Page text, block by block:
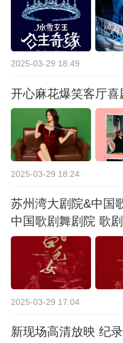
2025-03-29 18:49
开心麻花爆笑客厅喜
2025-03-29 18:24
苏州湾大剧院&中国
中国歌剧舞剧院 歌剧
2025-03-29 17:04
新现场高清放映 纪